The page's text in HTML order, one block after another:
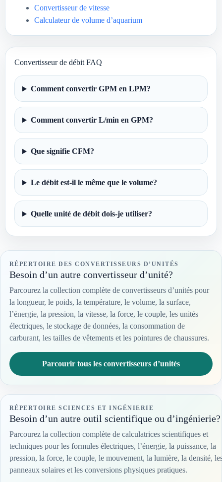
Convertisseur de vitesse
Calculateur de volume d’aquarium
Convertisseur de débit FAQ
Comment convertir GPM en LPM?
Comment convertir L/min en GPM?
Que signifie CFM?
Le débit est-il le même que le volume?
Quelle unité de débit dois-je utiliser?
RÉPERTOIRE DES CONVERTISSEURS D’UNITÉS
Besoin d’un autre convertisseur d’unité?
Parcourez la collection complète de convertisseurs d’unités pour
la longueur, le poids, la température, le volume, la surface,
l’énergie, la pression, la vitesse, la force, le couple, les unités
électriques, le stockage de données, la consommation de
carburant, les tailles de vêtements et les pointures de chaussures.
Parcourir tous les convertisseurs d’unités
RÉPERTOIRE SCIENCES ET INGÉNIERIE
Besoin d’un autre outil scientifique ou d’ingénierie?
Parcourez la collection complète de calculatrices scientifiques et
techniques pour les formules électriques, l’énergie, la puissance, la
pression, la force, le couple, le mouvement, la lumière, la densité,
panneaux solaires et les conversions physiques pratiques.